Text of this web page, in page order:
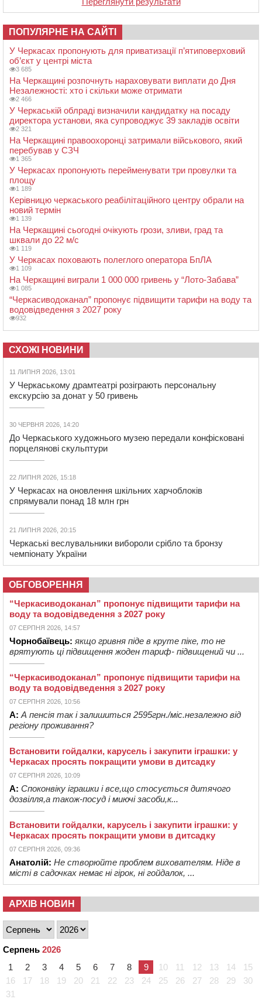
ПОПУЛЯРНЕ НА САЙТІ
У Черкасах пропонують для приватизації п’ятиповерховий
об’єкт у центрі міста
3 685
На Черкащині розпочнуть нараховувати виплати до Дня
Незалежності: хто і скільки може отримати
2 466
У Черкаській облраді визначили кандидатку на посаду
директора установи, яка супроводжує 39 закладів освіти
2 321
На Черкащині правоохоронці затримали військового, який
перебував у СЗЧ
1 365
У Черкасах пропонують перейменувати три провулки та
площу
1 189
Керівницю черкаського реабілітаційного центру обрали на
новий термін
1 139
На Черкащині сьогодні очікують грози, зливи, град та
шквали до 22 м/с
1 119
У Черкасах поховають полеглого оператора БпЛА
1 109
На Черкащині виграли 1 000 000 гривень у “Лото-Забава”
1 085
“Черкасиводоканал” пропонує підвищити тарифи на воду та
водовідведення з 2027 року
932
СХОЖІ НОВИНИ
11 ЛИПНЯ 2026, 13:01
У Черкаському драмтеатрі розіграють персональну
екскурсію за донат у 50 гривень
30 ЧЕРВНЯ 2026, 14:20
До Черкаського художнього музею передали конфісковані
порцелянові скульптури
22 ЛИПНЯ 2026, 15:18
У Черкасах на оновлення шкільних харчоблоків
спрямували понад 18 млн грн
21 ЛИПНЯ 2026, 20:15
Черкаські веслувальники вибороли срібло та бронзу
чемпіонату України
ОБГОВОРЕННЯ
“Черкасиводоканал” пропонує підвищити тарифи на
воду та водовідведення з 2027 року
07 СЕРПНЯ 2026, 14:57
Чорнобаївець: якщо гривня піде в круте піке, то не
врятують ці підвищення жоден тариф- підвищений чи ...
“Черкасиводоканал” пропонує підвищити тарифи на
воду та водовідведення з 2027 року
07 СЕРПНЯ 2026, 10:56
А: А пенсія так і залишиться 2595грн./міс.незалежно від
регіону проживання?
Встановити гойдалки, карусель і закупити іграшки: у
Черкасах просять покращити умови в дитсадку
07 СЕРПНЯ 2026, 10:09
А: Споконвіку іграшки і все,що стосується дитячого
дозвілля,а також-посуд і миючі засоби,к...
Встановити гойдалки, карусель і закупити іграшки: у
Черкасах просять покращити умови в дитсадку
07 СЕРПНЯ 2026, 09:36
Анатолій: Не створюйте проблем вихователям. Ніде в
місті в садочках немає ні гірок, ні гойдалок, ...
АРХІВ НОВИН
Серпень 2026
1
2 3 4 5 6 7 8 9 10 11 12 13 14
15
16
17 18 19 20 21 22 23 24 25 26 27 28 29
30
31